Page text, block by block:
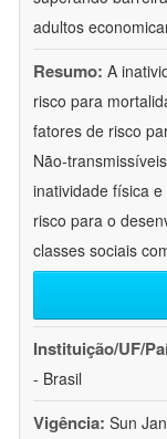
adultos
Resumo: A
risco para
fatores de risco
Não-
inatividade física
risco para o
classes sociais
Instituição/UF/
- Brasil
Vigência: Sun